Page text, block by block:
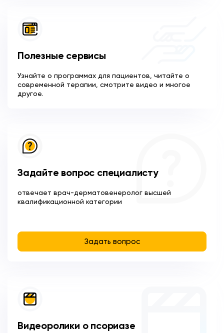
Полезные сервисы
Узнайте о программах для пациентов, читайте о
современной терапии, смотрите видео и многое
другое.
Задайте вопрос специалисту
отвечает врач-дерматовенеролог высшей
квалификационной категории
Задать вопрос
Видеоролики о псориазе